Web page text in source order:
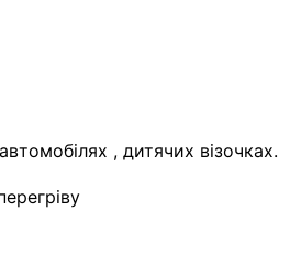
, дитячих візочках.